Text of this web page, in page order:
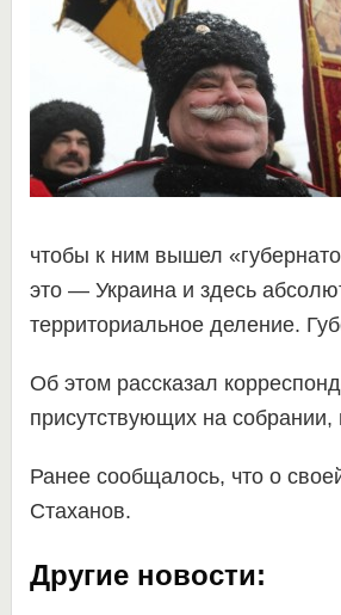
чтобы к ним вышел
это — Украина и здесь
территориальное деление.
Об этом рассказал
присутствующих на собрании,
Ранее сообщалось, что о
Стаханов.
Другие новости: